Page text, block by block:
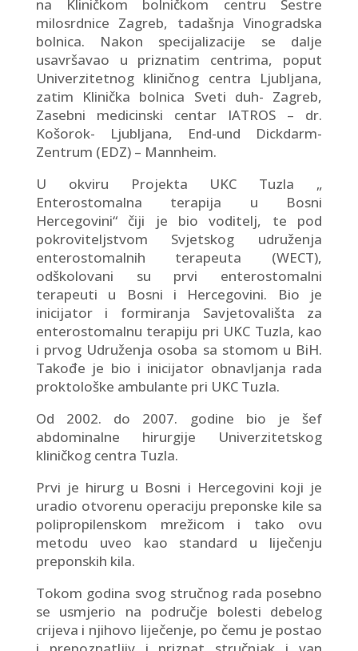
na Kliničkom bolničkom centru Sestre
milosrdnice Zagreb, tadašnja Vinogradska
bolnica. Nakon specijalizacije se dalje
usavršavao u priznatim centrima, poput
Univerzitetnog kliničnog centra Ljubljana,
zatim Klinička bolnica Sveti duh- Zagreb,
Zasebni medicinski centar IATROS – dr.
Košorok- Ljubljana, End-und Dickdarm-
Zentrum (EDZ) – Mannheim.
U okviru Projekta UKC Tuzla „
Enterostomalna terapija u Bosni
Hercegovini“ čiji je bio voditelj, te pod
pokroviteljstvom Svjetskog udruženja
enterostomalnih terapeuta (WECT),
odškolovani su prvi enterostomalni
terapeuti u Bosni i Hercegovini. Bio je
inicijator i formiranja Savjetovališta za
enterostomalnu terapiju pri UKC Tuzla, kao
i prvog Udruženja osoba sa stomom u BiH.
Takođe je bio i inicijator obnavljanja rada
proktološke ambulante pri UKC Tuzla.
Od 2002. do 2007. godine bio je šef
abdominalne hirurgije Univerzitetskog
kliničkog centra Tuzla.
Prvi je hirurg u Bosni i Hercegovini koji je
uradio otvorenu operaciju preponske kile sa
polipropilenskom mrežicom i tako ovu
metodu uveo kao standard u liječenju
preponskih kila.
Tokom godina svog stručnog rada posebno
se usmjerio na područje bolesti debelog
crijeva i njihovo liječenje, po čemu je postao